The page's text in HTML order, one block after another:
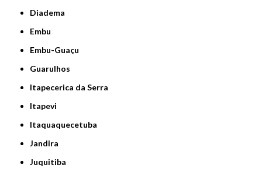
Diadema
Embu
Embu-Guaçu
Guarulhos
Itapecerica da Serra
Itapevi
Itaquaquecetuba
Jandira
Juquitiba